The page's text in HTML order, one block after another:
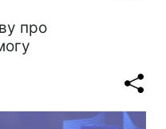
про